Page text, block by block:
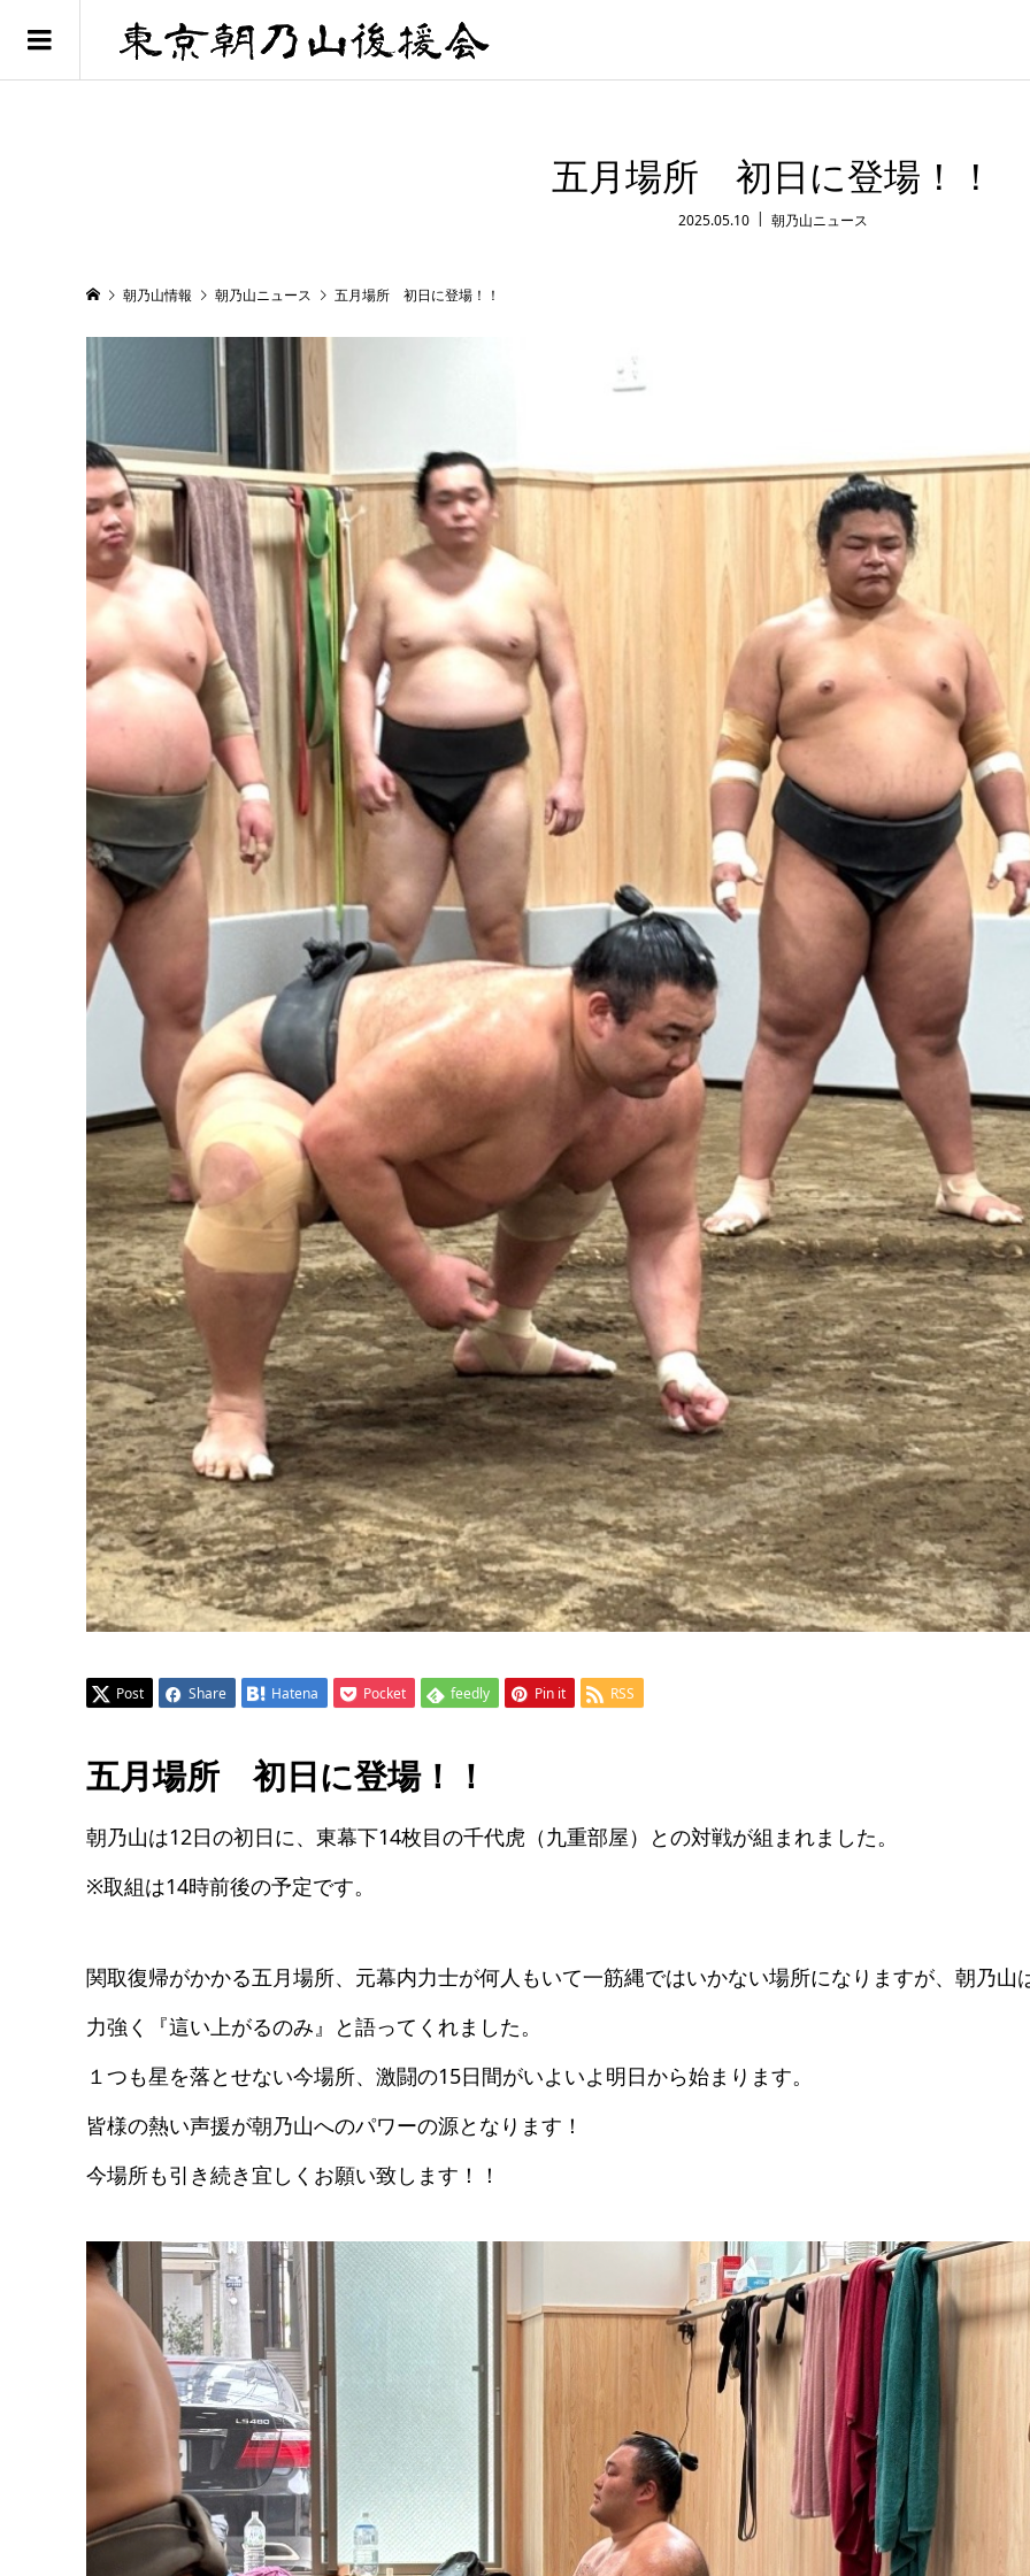
五月場所 初日に登場！！
2025.05.10 朝乃山ニュース
朝乃山情報 朝乃山ニュース 五月場所 初日に登場！！
Post Share Hatena Pocket feedly Pin it RSS
五月場所 初日に登場！！
朝乃山は12日の初日に、東幕下14枚目の千代虎（九重部屋）との対戦が組まれました。
※取組は14時前後の予定です。
関取復帰がかかる五月場所、元幕内力士が何人もいて一筋縄ではいかない場所になりますが、朝乃山
力強く『這い上がるのみ』と語ってくれました。
１つも星を落とせない今場所、激闘の15日間がいよいよ明日から始まります。
皆様の熱い声援が朝乃山へのパワーの源となります！
今場所も引き続き宜しくお願い致します！！